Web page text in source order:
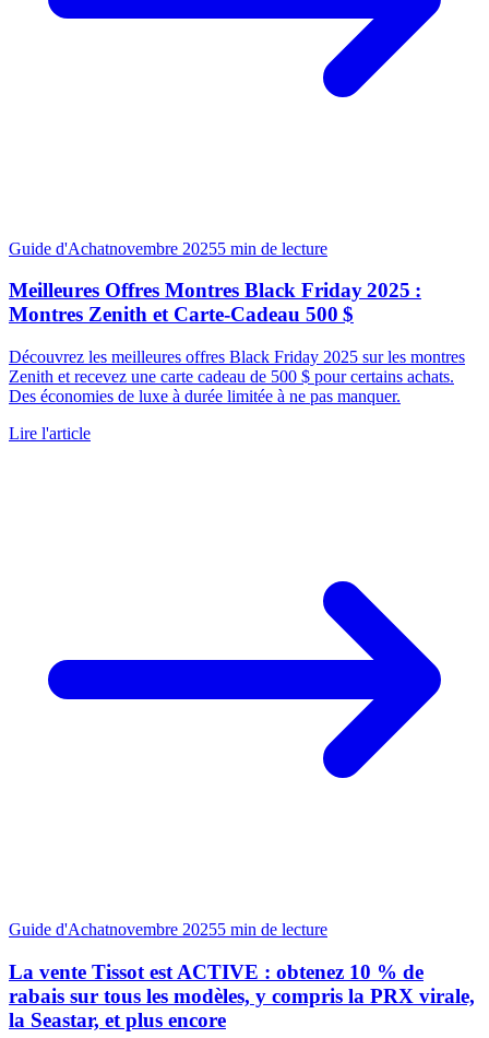
Guide d'Achatnovembre 20255 min de lecture
Meilleures Offres Montres Black Friday 2025 :
Montres Zenith et Carte‑Cadeau 500 $
Découvrez les meilleures offres Black Friday 2025 sur les montres
Zenith et recevez une carte cadeau de 500 $ pour certains achats.
Des économies de luxe à durée limitée à ne pas manquer.
Lire l'article
Guide d'Achatnovembre 20255 min de lecture
La vente Tissot est ACTIVE : obtenez 10 % de
rabais sur tous les modèles, y compris la PRX virale,
la Seastar, et plus encore